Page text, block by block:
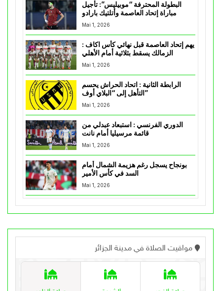
البطولة المحترفة “موبيليس”: تأجيل
مباراة إتحاد العاصمة وأتلتيك بارادو
Mai 1, 2026
يهم إتحاد العاصمة قبل نهائي كأس اكاف :
Mai 1, 2026
الرابطة الثانية : اتحاد الحراش يحسم
التأهل إلى “البلاي أوف”
Mai 1, 2026
الدوري الفرنسي : استبعاد عبدلي من
قائمة مرسيليا أمام نانت
Mai 1, 2026
بونجاح يسجل رغم هزيمة الشمال أمام
السد في كأس الأمير
Mai 1, 2026